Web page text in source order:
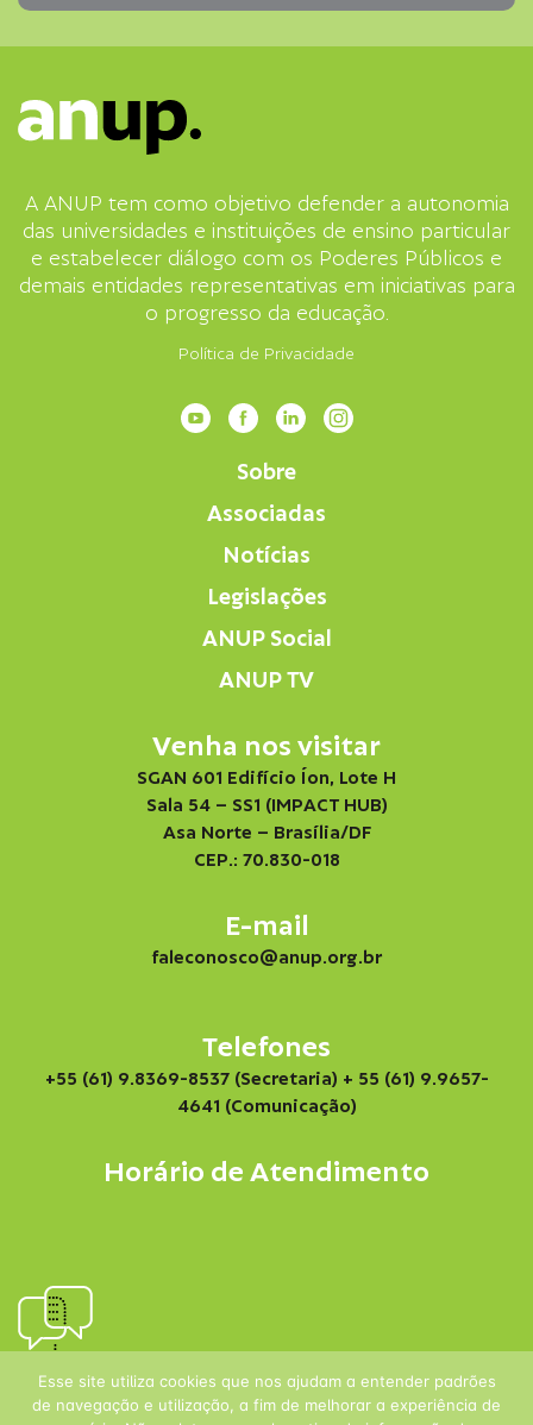
A ANUP tem como objetivo defender a autonomia
das universidades e instituições de ensino particular
e estabelecer diálogo com os Poderes Públicos e
demais entidades representativas em iniciativas para
o progresso da educação.
Política de Privacidade
Sobre
Associadas
Notícias
Legislações
ANUP Social
ANUP TV
Venha nos visitar
SGAN 601 Edifício Íon, Lote H
Sala 54 – SS1 (IMPACT HUB)
Asa Norte – Brasília/DF
CEP.: 70.830-018
E-mail
faleconosco@anup.org.br
Telefones
+55 (61) 9.8369-8537 (Secretaria) + 55 (61) 9.9657-
4641 (Comunicação)
Horário de Atendimento
Esse site utiliza cookies que nos ajudam a entender padrões
de navegação e utilização, a fim de melhorar a experiência de